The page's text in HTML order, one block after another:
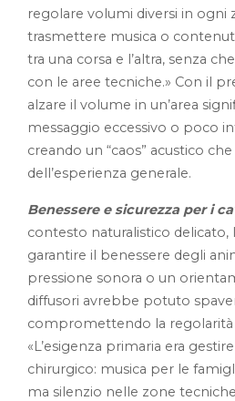
regolare volumi diversi in ogni
trasmettere musica o
tra una corsa e l’altra, senza
con le aree tecniche.» Con il
alzare il volume in un’area
messaggio eccessivo o poco
creando un “caos” acustico
dell’esperienza generale.
Benessere e sicurezza per i
contesto naturalistico delicato,
garantire il benessere degli
pressione sonora o un
diffusori avrebbe potuto
compromettendo la regolarità
«L’esigenza primaria era
chirurgico: musica per le
ma silenzio nelle zone